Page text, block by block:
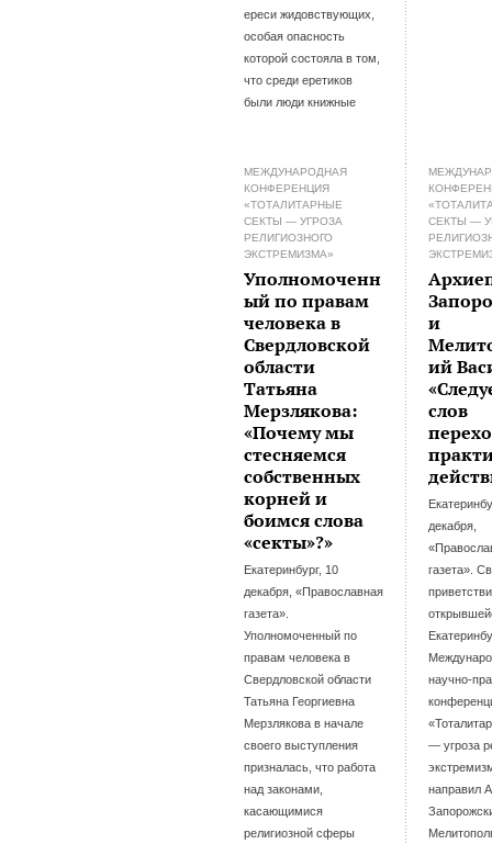
ереси жидовствующих,
особая опасность
которой состояла в том,
что среди еретиков
были люди книжные
МЕЖДУНАРОДНАЯ
КОНФЕРЕНЦИЯ
«ТОТАЛИТАРНЫЕ
СЕКТЫ — УГРОЗА
РЕЛИГИОЗНОГО
ЭКСТРЕМИЗМА»
Уполномоченн
ый по правам
человека в
Свердловской
области
Татьяна
Мерзлякова:
«Почему мы
стесняемся
собственных
корней и
боимся слова
«секты»?»
Екатеринбург, 10
декабря, «Православная
газета».
Уполномоченный по
правам человека в
Свердловской области
Татьяна Георгиевна
Мерзлякова в начале
своего выступления
призналась, что работа
над законами,
касающимися
религиозной сферы
СЕКТЫ —
и
ий
слов
декабря,
газета».
научно-
— угроза
направил